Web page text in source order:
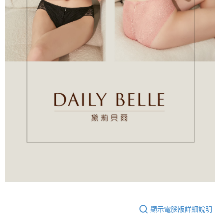
顯示電腦版詳細說明